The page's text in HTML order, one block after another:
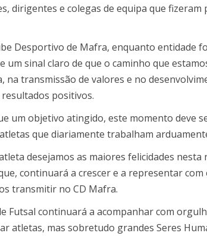
dirigentes e colegas de equipa que
Desportivo de Mafra, enquanto entidade
um sinal claro de que o caminho que
na transmissão de valores e no
resultados positivos.
um objetivo atingido, este momento deve
que diariamente trabalham
desejamos as maiores felicidades
continuará a crescer e a representar
transmitir no CD Mafra.
Futsal continuará a acompanhar com
atletas, mas sobretudo grandes Seres